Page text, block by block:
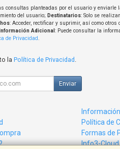
consultas planteadas por el usuario y enviarle
del usuario; Destinatarios: Solo se
: Acceder, rectificar y suprimir, así como otros
Información Adicional : Puede consultar la
de Privacidad.
la Política de Privacidad .
Enviar
Política de
Formas de
Info3-Cloud